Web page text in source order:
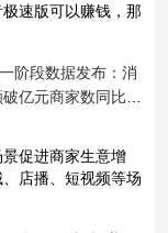
速版可以赚钱，那
阶段数据发布：消
亿元商家数同比增
促进商家生意增
店播、短视频等场